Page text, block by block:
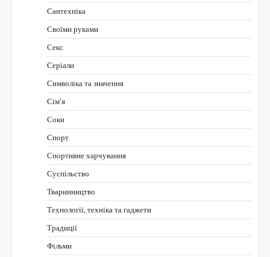
Сантехніка
Своїми руками
Секс
Серіали
Символіка та значення
Сім’я
Соки
Спорт
Спортивне харчування
Суспільство
Тваринництво
Технології, техніка та гаджети
Традиції
Фільми